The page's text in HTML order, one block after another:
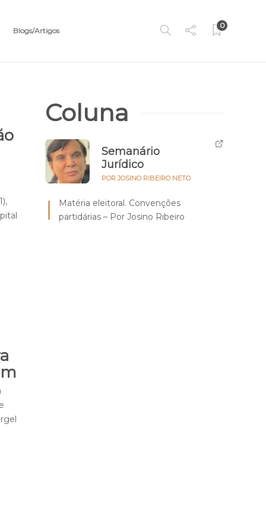
Blogs/Artigos
0
Coluna
Semanário
Jurídico
POR JOSINO RIBEIRO NETO
Matéria eleitoral. Convenções
partidárias – Por Josino Ribeiro